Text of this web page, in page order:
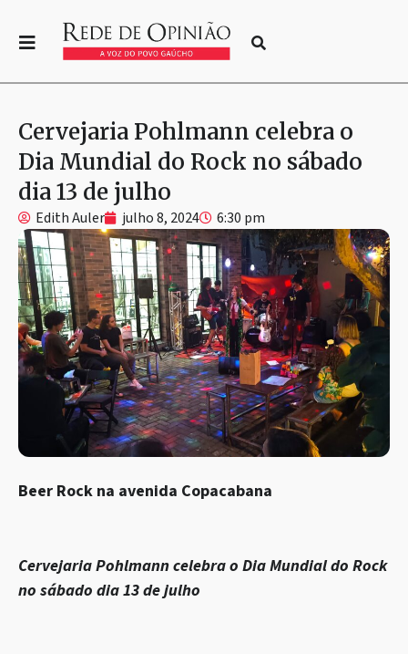
Cervejaria Pohlmann celebra o
Dia Mundial do Rock no sábado
dia 13 de julho
Edith Auler julho 8, 2024 6:30 pm
Beer Rock na avenida Copacabana
Cervejaria Pohlmann celebra o Dia Mundial do Rock
no sábado dia 13 de julho